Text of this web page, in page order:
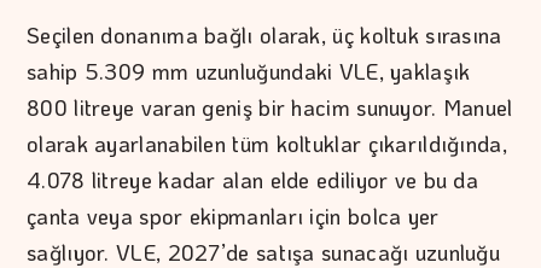
Seçilen donanıma bağlı olarak, üç koltuk sırasına
sahip 5.309 mm uzunluğundaki VLE, yaklaşık
800 litreye varan geniş bir hacim sunuyor. Manuel
olarak ayarlanabilen tüm koltuklar çıkarıldığında,
4.078 litreye kadar alan elde ediliyor ve bu da
çanta veya spor ekipmanları için bolca yer
sağlıyor. VLE, 2027’de satışa sunacağı uzunluğu